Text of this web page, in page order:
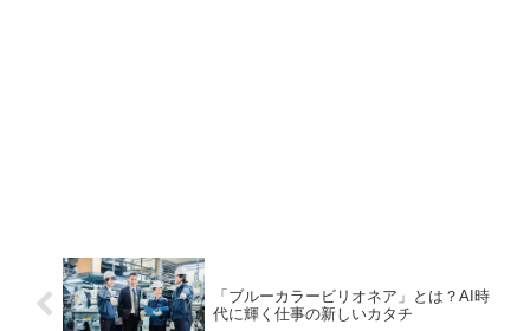
「ブルーカラービリオネア」とは？AI時
代に輝く仕事の新しいカタチ